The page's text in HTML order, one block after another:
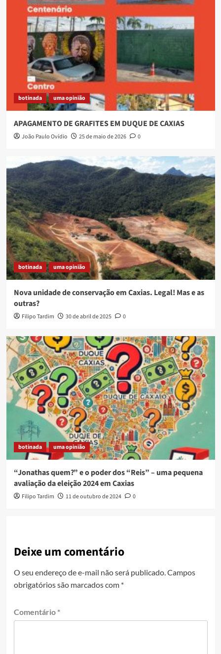
botinada uma opinião
APAGAMENTO DE GRAFITES EM DUQUE DE CAXIAS
João Paulo Ovídio 25 de maio de 2026 0
botinada uma opinião
Nova unidade de conservação em Caxias. Legal! Mas e as
outras?
Filipo Tardim 30 de abril de 2025 0
botinada uma opinião
“Jonathas quem?” e o poder dos “Reis” – uma pequena
avaliação da eleição 2024 em Caxias
Filipo Tardim 11 de outubro de 2024 0
Deixe um comentário
O seu endereço de e-mail não será publicado.Campos
obrigatórios são marcados com *
Comentário *